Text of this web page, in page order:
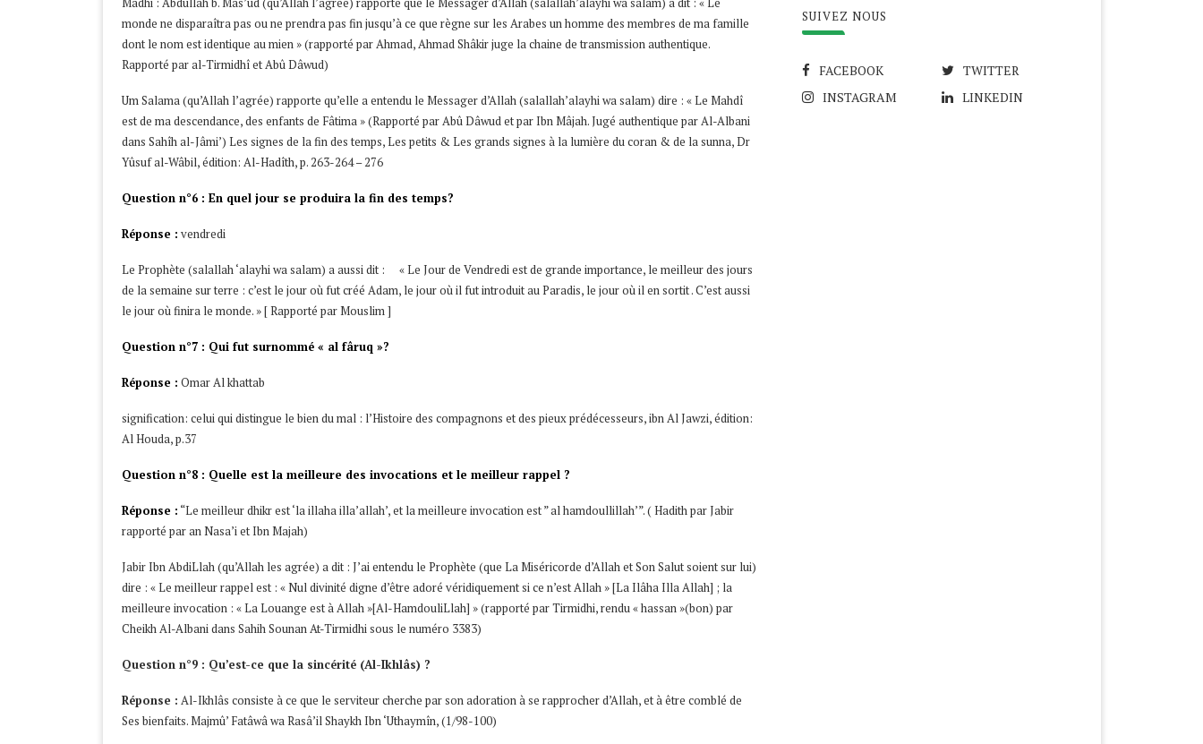
monde ne disparaîtra pas ou ne prendra pas fin jusqu’à ce que règne sur les Arabes un homme des membres de ma famille
dont le nom est identique au mien » (rapporté par Ahmad, Ahmad Shâkir juge la chaine de transmission authentique.
Rapporté par al-Tirmidhî et Abû Dâwud)
Um Salama (qu’Allah l’agrée) rapporte qu’elle a entendu le Messager d’Allah (salallah’alayhi wa salam) dire : « Le Mahdî
est de ma descendance, des enfants de Fâtima » (Rapporté par Abû Dâwud et par Ibn Mâjah. Jugé authentique par Al-Albani
dans Sahîh al-Jâmi’) Les signes de la fin des temps, Les petits & Les grands signes à la lumière du coran & de la sunna, Dr
Yûsuf al-Wâbil, édition: Al-Hadîth, p. 263-264 – 276
Question n°6 : En quel jour se produira la fin des temps?
Réponse : vendredi
Le Prophète (salallah ‘alayhi wa salam) a aussi dit : « Le Jour de Vendredi est de grande importance, le meilleur des jours
de la semaine sur terre : c’est le jour où fut créé Adam, le jour où il fut introduit au Paradis, le jour où il en sortit . C’est aussi
le jour où finira le monde. » [ Rapporté par Mouslim ]
Question n°7 : Qui fut surnommé « al fâruq »?
Réponse : Omar Al khattab
signification: celui qui distingue le bien du mal : l’Histoire des compagnons et des pieux prédécesseurs, ibn Al Jawzi, édition:
Al Houda, p.37
Question n°8 : Quelle est la meilleure des invocations et le meilleur rappel ?
Réponse : “Le meilleur dhikr est ‘la illaha illa’allah’, et la meilleure invocation est ” al hamdoullillah’”. ( Hadith par Jabir
rapporté par an Nasa’i et Ibn Majah)
Jabir Ibn AbdiLlah (qu’Allah les agrée) a dit : J’ai entendu le Prophète (que La Miséricorde d’Allah et Son Salut soient sur lui)
dire : « Le meilleur rappel est : « Nul divinité digne d’être adoré véridiquement si ce n’est Allah » [La Ilâha Illa Allah] ; la
meilleure invocation : « La Louange est à Allah »[Al-HamdouliLlah] » (rapporté par Tirmidhi, rendu « hassan »(bon) par
Cheikh Al-Albani dans Sahih Sounan At-Tirmidhi sous le numéro 3383)
Question n°9 : Qu’est-ce que la sincérité (Al-Ikhlâs) ?
Réponse : Al-Ikhlâs consiste à ce que le serviteur cherche par son adoration à se rapprocher d’Allah, et à être comblé de
Ses bienfaits. Majmû’ Fatâwâ wa Rasâ’il Shaykh Ibn ‘Uthaymîn, (1/98-100)
SUIVEZ NOUS
FACEBOOK
TWITTER
INSTAGRAM
LINKEDIN